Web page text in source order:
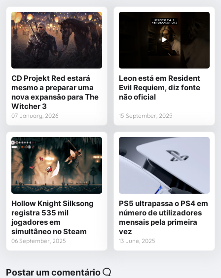
CD Projekt Red estará
mesmo a preparar uma
nova expansão para The
Witcher 3
07 January, 2026
Leon está em Resident
Evil Requiem, diz fonte
não oficial
15 September, 2025
Hollow Knight Silksong
registra 535 mil
jogadores em
simultâneo no Steam
06 September, 2025
PS5 ultrapassa o PS4 em
número de utilizadores
mensais pela primeira
vez
13 June, 2025
Postar um comentário